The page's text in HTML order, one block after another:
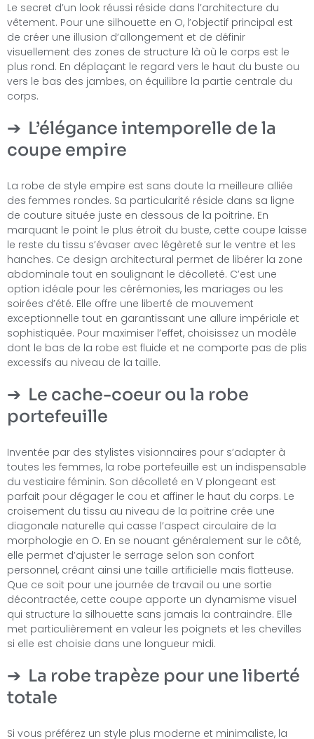
Le secret d’un look réussi réside dans l’architecture du
vêtement. Pour une silhouette en O, l’objectif principal est
de créer une illusion d’allongement et de définir
visuellement des zones de structure là où le corps est le
plus rond. En déplaçant le regard vers le haut du buste ou
vers le bas des jambes, on équilibre la partie centrale du
corps.
L’élégance intemporelle de la
coupe empire
La robe de style empire est sans doute la meilleure alliée
des femmes rondes. Sa particularité réside dans sa ligne
de couture située juste en dessous de la poitrine. En
marquant le point le plus étroit du buste, cette coupe laisse
le reste du tissu s’évaser avec légèreté sur le ventre et les
hanches. Ce design architectural permet de libérer la zone
abdominale tout en soulignant le décolleté. C’est une
option idéale pour les cérémonies, les mariages ou les
soirées d’été. Elle offre une liberté de mouvement
exceptionnelle tout en garantissant une allure impériale et
sophistiquée. Pour maximiser l’effet, choisissez un modèle
dont le bas de la robe est fluide et ne comporte pas de plis
excessifs au niveau de la taille.
Le cache-coeur ou la robe
portefeuille
Inventée par des stylistes visionnaires pour s’adapter à
toutes les femmes, la robe portefeuille est un indispensable
du vestiaire féminin. Son décolleté en V plongeant est
parfait pour dégager le cou et affiner le haut du corps. Le
croisement du tissu au niveau de la poitrine crée une
diagonale naturelle qui casse l’aspect circulaire de la
morphologie en O. En se nouant généralement sur le côté,
elle permet d’ajuster le serrage selon son confort
personnel, créant ainsi une taille artificielle mais flatteuse.
Que ce soit pour une journée de travail ou une sortie
décontractée, cette coupe apporte un dynamisme visuel
qui structure la silhouette sans jamais la contraindre. Elle
met particulièrement en valeur les poignets et les chevilles
si elle est choisie dans une longueur midi.
La robe trapèze pour une liberté
totale
Si vous préférez un style plus moderne et minimaliste, la